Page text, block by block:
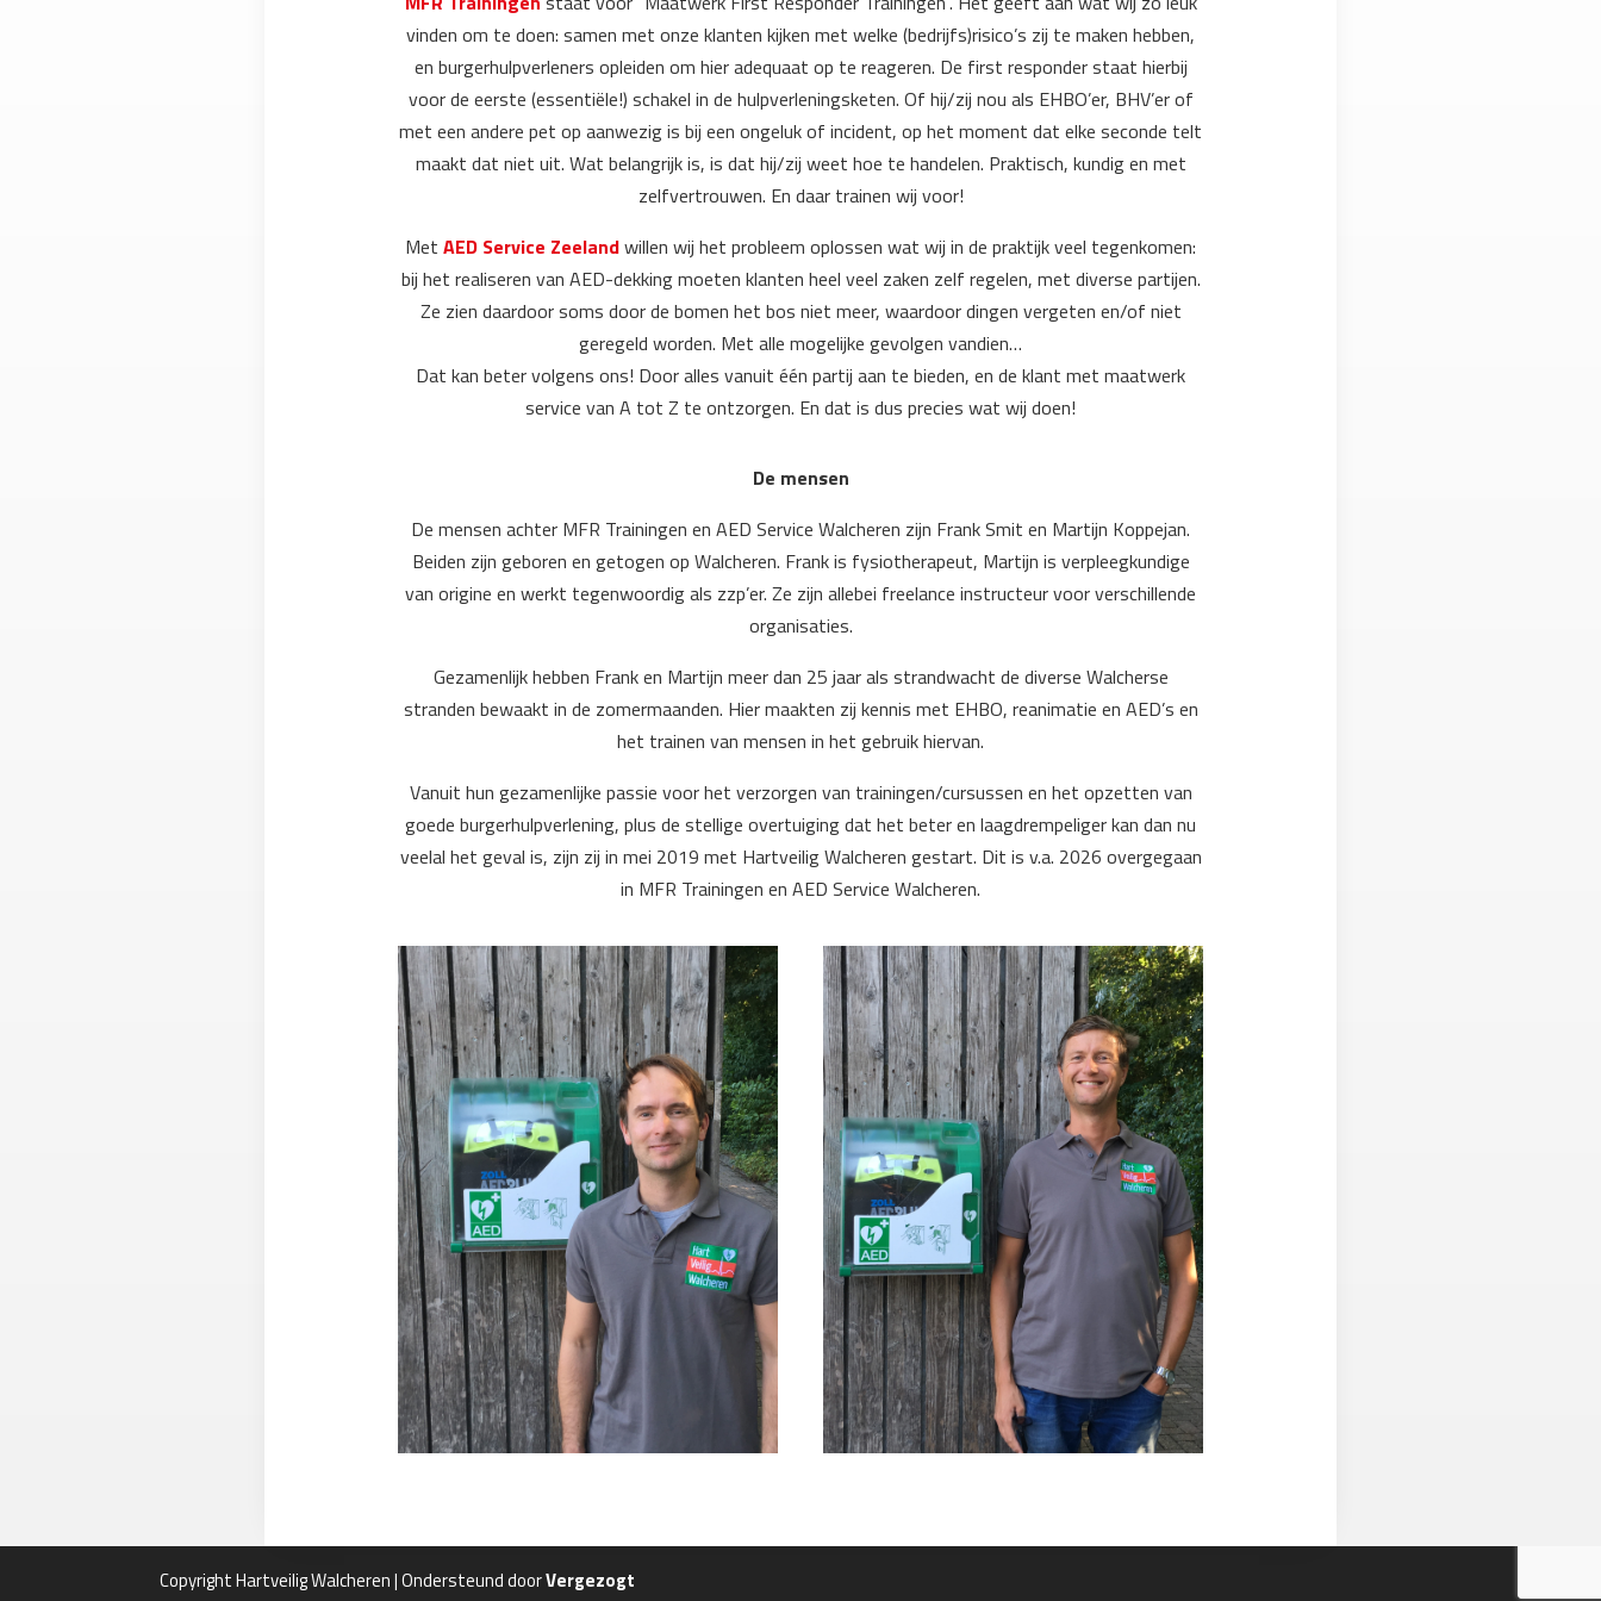
vinden om te doen: samen met onze klanten kijken met welke (bedrijfs)risico’s zij te maken hebben,
en burgerhulpverleners opleiden om hier adequaat op te reageren. De first responder staat hierbij
voor de eerste (essentiële!) schakel in de hulpverleningsketen. Of hij/zij nou als EHBO’er, BHV’er of
met een andere pet op aanwezig is bij een ongeluk of incident, op het moment dat elke seconde telt
maakt dat niet uit. Wat belangrijk is, is dat hij/zij weet hoe te handelen. Praktisch, kundig en met
zelfvertrouwen. En daar trainen wij voor!
Met AED Service Zeelandwillen wij het probleem oplossen wat wij in de praktijk veel tegenkomen:
bij het realiseren van AED-dekking moeten klanten heel veel zaken zelf regelen, met diverse partijen.
Ze zien daardoor soms door de bomen het bos niet meer, waardoor dingen vergeten en/of niet
geregeld worden. Met alle mogelijke gevolgen vandien…
Dat kan beter volgens ons! Door alles vanuit één partij aan te bieden, en de klant met maatwerk
service van A tot Z te ontzorgen. En dat is dus precies wat wij doen!
De mensen
De mensen achter MFR Trainingen en AED Service Walcheren zijn Frank Smit en Martijn Koppejan.
Beiden zijn geboren en getogen op Walcheren. Frank is fysiotherapeut, Martijn is verpleegkundige
van origine en werkt tegenwoordig als zzp’er. Ze zijn allebei freelance instructeur voor verschillende
organisaties.
Gezamenlijk hebben Frank en Martijn meer dan 25 jaar als strandwacht de diverse Walcherse
stranden bewaakt in de zomermaanden. Hier maakten zij kennis met EHBO, reanimatie en AED’s en
het trainen van mensen in het gebruik hiervan.
Vanuit hun gezamenlijke passie voor het verzorgen van trainingen/cursussen en het opzetten van
goede burgerhulpverlening, plus de stellige overtuiging dat het beter en laagdrempeliger kan dan nu
veelal het geval is, zijn zij in mei 2019 met Hartveilig Walcheren gestart. Dit is v.a. 2026 overgegaan
in MFR Trainingen en AED Service Walcheren.
Copyright Hartveilig Walcheren | Ondersteund doorVergezogt